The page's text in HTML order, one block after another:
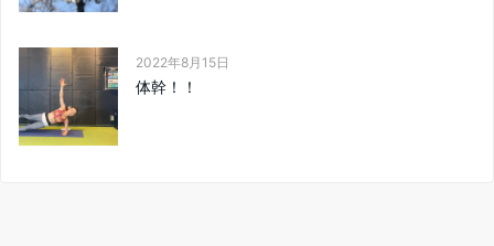
2022年8月15日
体幹！！